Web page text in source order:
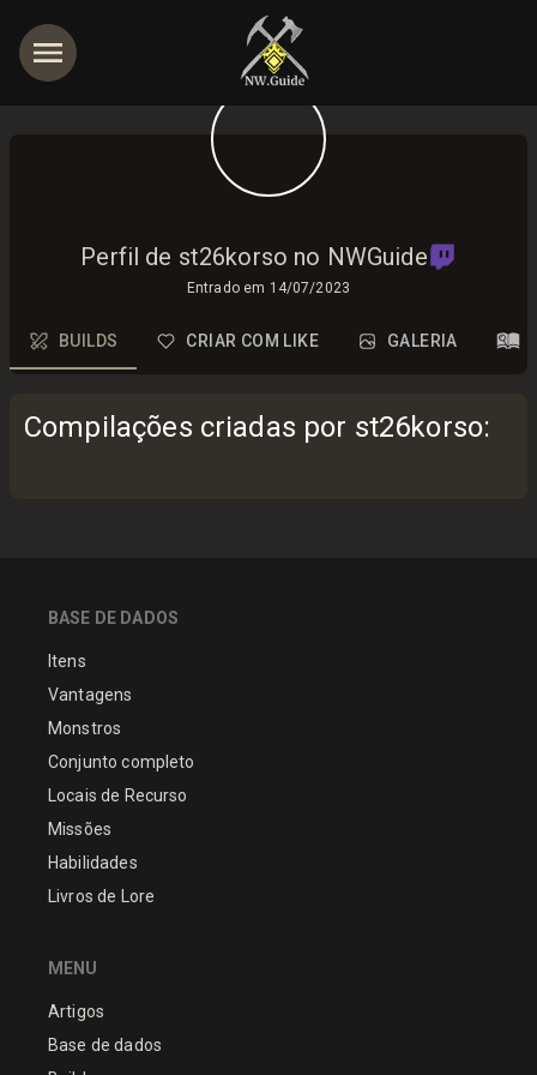
Perfil de st26korso no NWGuide
Entrado em 14/07/2023
BUILDS CRIAR COM LIKE GALERIA
Compilações criadas por st26korso:
BASE DE DADOS
Itens
Vantagens
Monstros
Conjunto completo
Locais de Recurso
Missões
Habilidades
Livros de Lore
MENU
Artigos
Base de dados